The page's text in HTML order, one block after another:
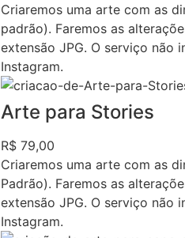
Criaremos uma arte com as
padrão). Faremos as
extensão JPG. O serviço não
Instagram.
Arte para Stories
R$ 79,00
Criaremos uma arte com as
Padrão). Faremos as
extensão JPG. O serviço não
Instagram.